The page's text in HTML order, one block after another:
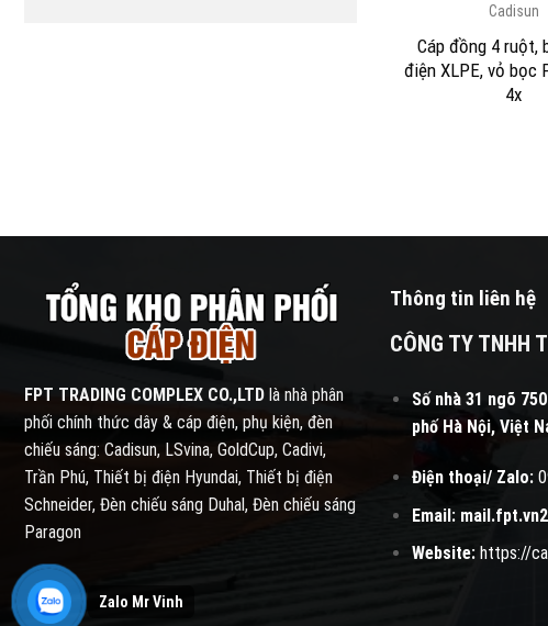
Cadisun
Cáp đồng 4 ruột,
điện XLPE, vỏ bọc
4x
FPT TRADING COMPLEX CO.,LTD là nhà phân
phối chính thức dây & cáp điện, phụ kiện, đèn
chiếu sáng: Cadisun, LSvina, GoldCup, Cadivi,
Trần Phú, Thiết bị điện Hyundai, Thiết bị điện
Schneider, Đèn chiếu sáng Duhal, Đèn chiếu sáng
Paragon
Thông tin liên hệ
CÔNG TY TNHH
Số nhà 31 ngõ
phố Hà Nội, Việt
Điện thoại/ Zalo:
Email:
Website: https://